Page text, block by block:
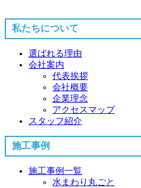
私たちについて
選ばれる理由
会社案内
代表挨拶
会社概要
企業理念
アクセスマップ
スタッフ紹介
施工事例
施工事例一覧
水まわり丸ごと